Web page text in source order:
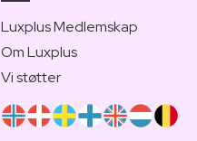
Luxplus Medlemskap
Om Luxplus
Vi støtter